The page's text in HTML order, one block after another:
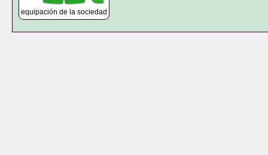
equipación de la sociedad